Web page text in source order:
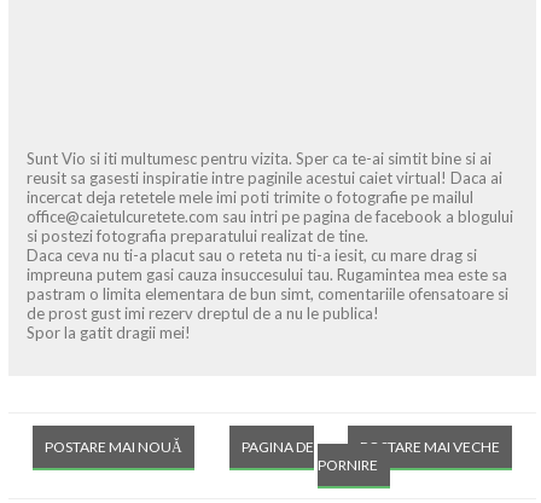
Sunt Vio si iti multumesc pentru vizita. Sper ca te-ai simtit bine si ai
reusit sa gasesti inspiratie intre paginile acestui caiet virtual! Daca ai
incercat deja retetele mele imi poti trimite o fotografie pe mailul
office@caietulcuretete.com sau intri pe pagina de facebook a blogului
si postezi fotografia preparatului realizat de tine.
Daca ceva nu ti-a placut sau o reteta nu ti-a iesit, cu mare drag si
impreuna putem gasi cauza insuccesului tau. Rugamintea mea este sa
pastram o limita elementara de bun simt, comentariile ofensatoare si
de prost gust imi rezerv dreptul de a nu le publica!
Spor la gatit dragii mei!
POSTARE MAI NOUĂ POSTARE MAI VECHE
PAGINA DE
PORNIRE